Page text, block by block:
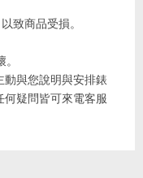
致商品受損。
與您說明與安排錶
疑問皆可來電客服